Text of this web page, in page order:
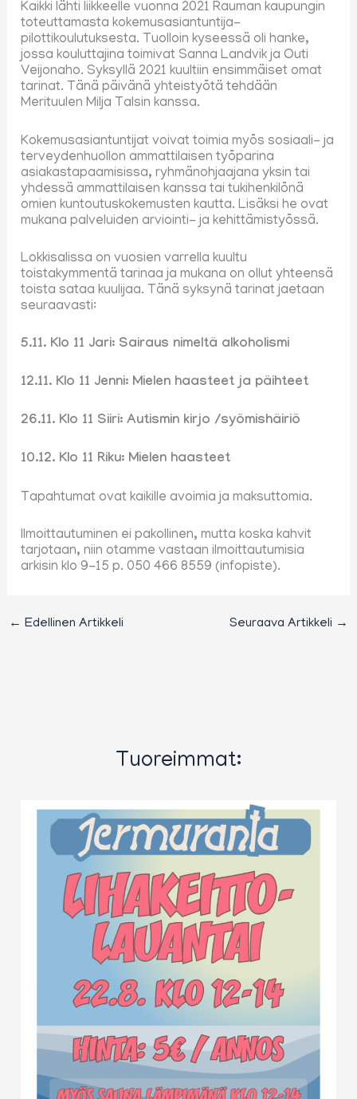
Kaikki lähti liikkeelle vuonna 2021 Rauman kaupungin
toteuttamasta kokemusasiantuntija-
pilottikoulutuksesta. Tuolloin kyseessä oli hanke,
jossa kouluttajina toimivat Sanna Landvik ja Outi
Veijonaho. Syksyllä 2021 kuultiin ensimmäiset omat
tarinat. Tänä päivänä yhteistyötä tehdään
Merituulen Milja Talsin kanssa.
Kokemusasiantuntijat voivat toimia myös sosiaali- ja
terveydenhuollon ammattilaisen työparina
asiakastapaamisissa, ryhmänohjaajana yksin tai
yhdessä ammattilaisen kanssa tai tukihenkilönä
omien kuntoutuskokemusten kautta. Lisäksi he ovat
mukana palveluiden arviointi- ja kehittämistyössä.
Lokkisalissa on vuosien varrella kuultu
toistakymmentä tarinaa ja mukana on ollut yhteensä
toista sataa kuulijaa. Tänä syksynä tarinat jaetaan
seuraavasti:
5.11. Klo 11 Jari: Sairaus nimeltä alkoholismi
12.11. Klo 11 Jenni: Mielen haasteet ja päihteet
26.11. Klo 11 Siiri: Autismin kirjo /syömishäiriö
10.12. Klo 11 Riku: Mielen haasteet
Tapahtumat ovat kaikille avoimia ja maksuttomia.
Ilmoittautuminen ei pakollinen, mutta koska kahvit
tarjotaan, niin otamme vastaan ilmoittautumisia
arkisin klo 9-15 p. 050 466 8559 (infopiste).
← Edellinen Artikkeli Seuraava Artikkeli →
Tuoreimmat: